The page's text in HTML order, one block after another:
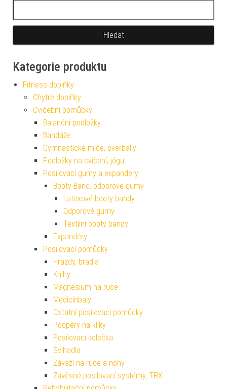
Kategorie produktu
Fitness doplňky
Chytré doplňky
Cvičební pomůcky
Balanční podložky
Bandáže
Gymnastické míče, overbally
Podložky na cvičení, jógu
Posilovací gumy a expandery
Booty Band, odporové gumy
Latexové booty bandy
Odporové gumy
Textilní booty bandy
Expandéry
Posilovací pomůcky
Hrazdy, bradla
Knihy
Magnesium na ruce
Medicinbaly
Ostatní posilovací pomůcky
Podpěry na kliky
Posilovací kolečka
Švihadla
Závaží na ruce a nohy
Závěsné posilovací systémy, TRX